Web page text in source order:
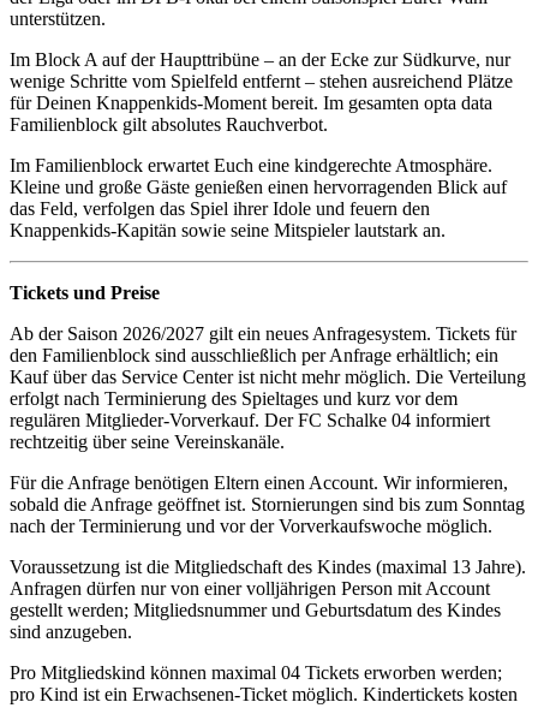
unterstützen.
Im Block A auf der Haupttribüne – an der Ecke zur Südkurve, nur
wenige Schritte vom Spielfeld entfernt – stehen ausreichend Plätze
für Deinen Knappenkids-Moment bereit. Im gesamten opta data
Familienblock gilt absolutes Rauchverbot.
Im Familienblock erwartet Euch eine kindgerechte Atmosphäre.
Kleine und große Gäste genießen einen hervorragenden Blick auf
das Feld, verfolgen das Spiel ihrer Idole und feuern den
Knappenkids‑Kapitän sowie seine Mitspieler lautstark an.
Tickets und Preise
Ab der Saison 2026/2027 gilt ein neues Anfragesystem. Tickets für
den Familienblock sind ausschließlich per Anfrage erhältlich; ein
Kauf über das Service Center ist nicht mehr möglich. Die Verteilung
erfolgt nach Terminierung des Spieltages und kurz vor dem
regulären Mitglieder-Vorverkauf. Der FC Schalke 04 informiert
rechtzeitig über seine Vereinskanäle.
Für die Anfrage benötigen Eltern einen Account. Wir informieren,
sobald die Anfrage geöffnet ist. Stornierungen sind bis zum Sonntag
nach der Terminierung und vor der Vorverkaufswoche möglich.
Voraussetzung ist die Mitgliedschaft des Kindes (maximal 13 Jahre).
Anfragen dürfen nur von einer volljährigen Person mit Account
gestellt werden; Mitgliedsnummer und Geburtsdatum des Kindes
sind anzugeben.
Pro Mitgliedskind können maximal 04 Tickets erworben werden;
pro Kind ist ein Erwachsenen‑Ticket möglich. Kindertickets kosten